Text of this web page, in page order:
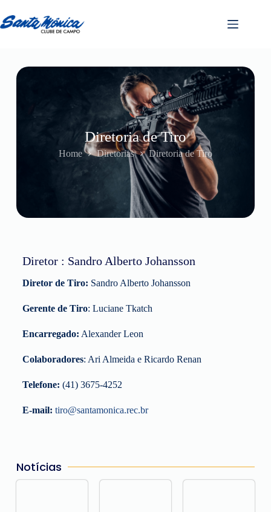
Diretoria de Tiro
Home Diretorias Diretoria de Tiro
Diretor : Sandro Alberto Johansson
Diretor de Tiro: Sandro Alberto Johansson
Gerente de Tiro: Luciane Tkatch
Encarregado: Alexander Leon
Colaboradores: Ari Almeida e Ricardo Renan
Telefone: (41) 3675-4252
E-mail: tiro@santamonica.rec.br
Notícias